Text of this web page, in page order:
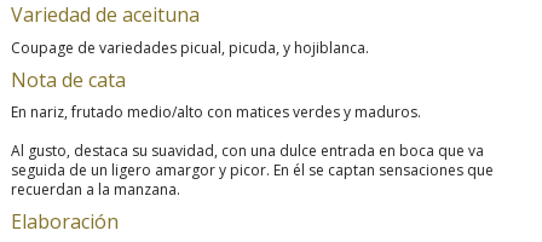
Variedad de aceituna
Coupage de variedades picual, picuda, y hojiblanca.
Nota de cata
En nariz, frutado medio/alto con matices verdes y maduros.
Al gusto, destaca su suavidad, con una dulce entrada en boca que va
seguida de un ligero amargor y picor. En él se captan sensaciones que
recuerdan a la manzana.
Elaboración